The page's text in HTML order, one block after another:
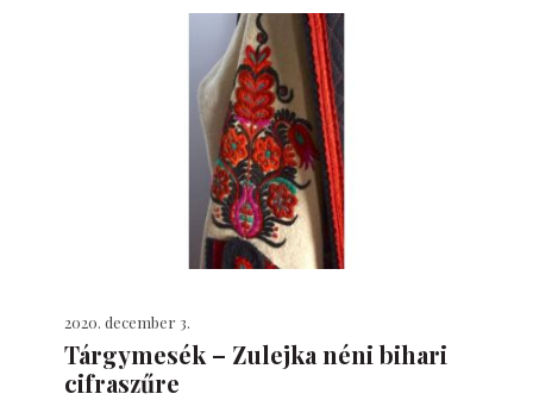
2020. december 3.
Tárgymesék – Zulejka néni bihari
cifraszűre